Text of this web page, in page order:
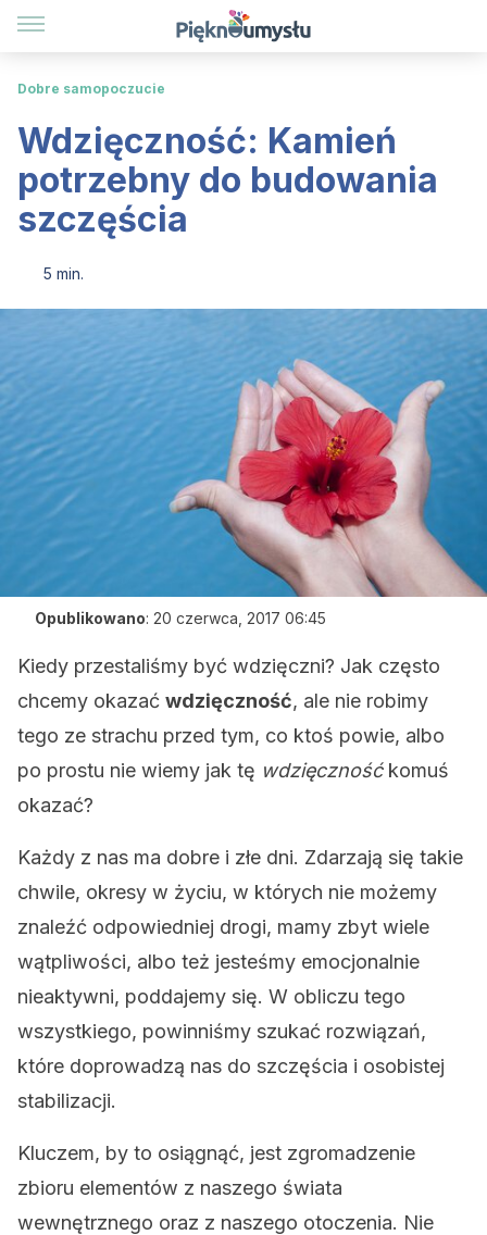
Dobre samopoczucie
Wdzięczność: Kamień
potrzebny do budowania
szczęścia
5 min.
Opublikowano: 20 czerwca, 2017 06:45
Kiedy przestaliśmy być wdzięczni? Jak często
chcemy okazać wdzięczność, ale nie robimy
tego ze strachu przed tym, co ktoś powie, albo
po prostu nie wiemy jak tę wdzięcznośćkomuś
okazać?
Każdy z nas ma dobre i złe dni. Zdarzają się takie
chwile, okresy w życiu, w których nie możemy
znaleźć odpowiedniej drogi, mamy zbyt wiele
wątpliwości, albo też jesteśmy emocjonalnie
nieaktywni, poddajemy się. W obliczu tego
wszystkiego, powinniśmy szukać rozwiązań,
które doprowadzą nas do szczęścia i osobistej
stabilizacji.
Kluczem, by to osiągnąć, jest zgromadzenie
zbioru elementów z naszego świata
wewnętrznego oraz z naszego otoczenia. Nie